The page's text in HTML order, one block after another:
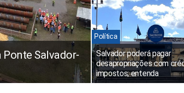
Salvador-
Política
Salvador poderá pagar
desapropriações com
impostos; entenda